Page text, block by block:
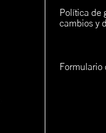
Política de
cambios y
Formulario